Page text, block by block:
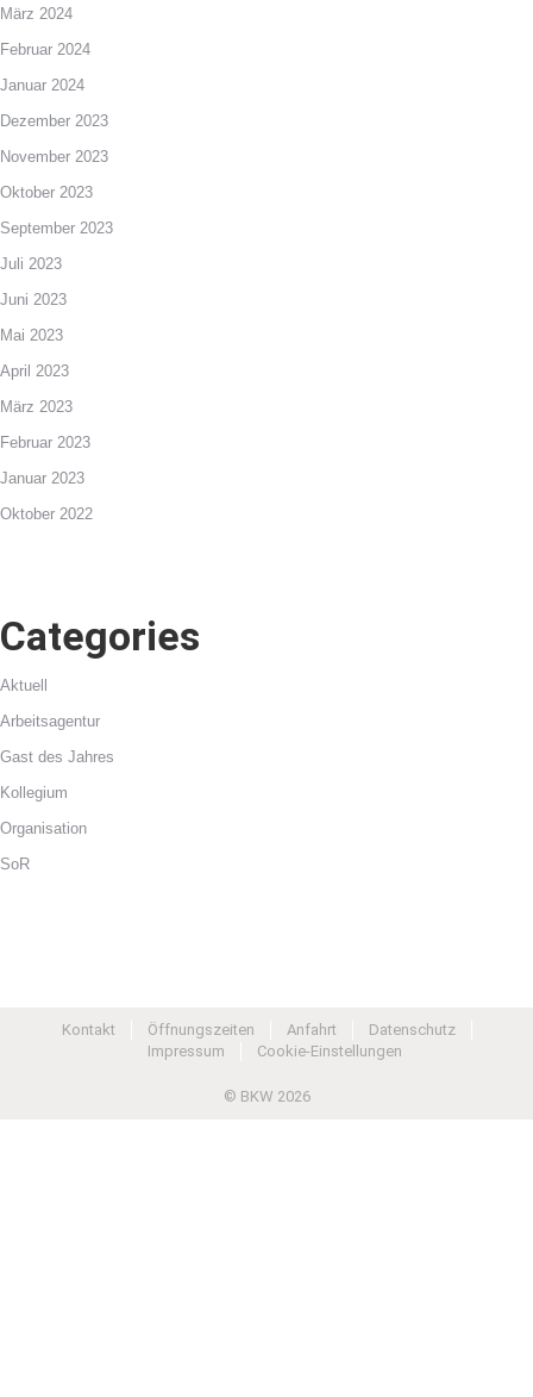
März 2024
Februar 2024
Januar 2024
Dezember 2023
November 2023
Oktober 2023
September 2023
Juli 2023
Juni 2023
Mai 2023
April 2023
März 2023
Februar 2023
Januar 2023
Oktober 2022
Categories
Aktuell
Arbeitsagentur
Gast des Jahres
Kollegium
Organisation
SoR
Kontakt Öffnungszeiten Anfahrt
Datenschutz
Impressum
Cookie-Einstellungen
© BKW 2026